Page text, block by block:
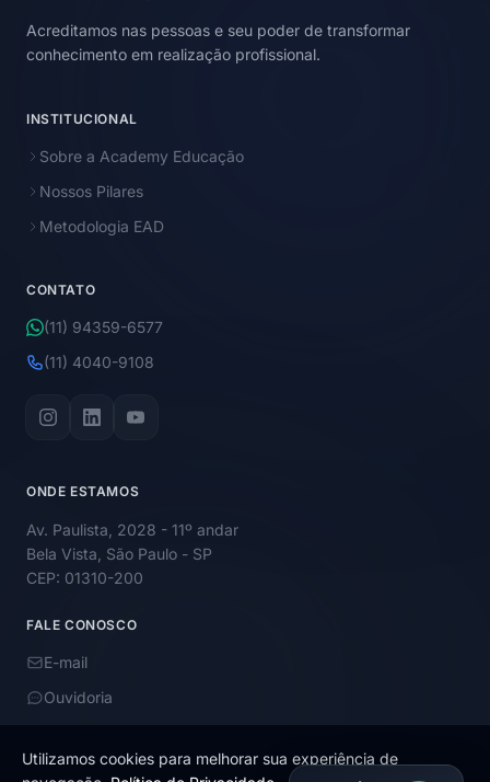
Acreditamos nas pessoas e seu poder de transformar
conhecimento em realização profissional.
INSTITUCIONAL
Sobre a Academy Educação
Nossos Pilares
Metodologia EAD
CONTATO
(11) 94359-6577
(11) 4040-9108
ONDE ESTAMOS
Av. Paulista, 2028 - 11º andar
Bela Vista, São Paulo - SP
CEP: 01310-200
FALE CONOSCO
E-mail
Ouvidoria
Utilizamos cookies para melhorar sua experiência de